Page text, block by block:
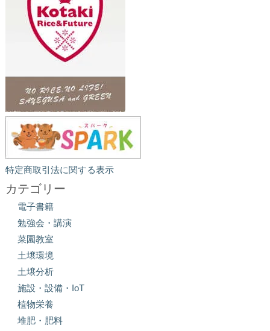
特定商取引法に関する表示
カテゴリー
電子書籍
勉強会・講演
菜園教室
土壌環境
土壌分析
施設・設備・IoT
植物栄養
堆肥・肥料